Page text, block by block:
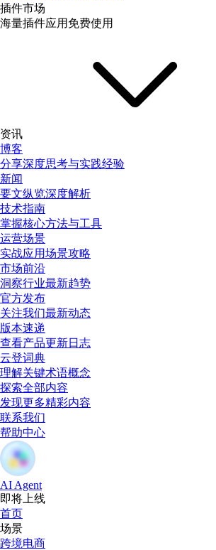
插件市场
海量插件应用免费使用
资讯
博客
分享深度思考与实践经验
新闻
要文纵览深度解析
技术指南
掌握核心方法与工具
运营场景
实战应用场景攻略
市场前沿
洞察行业最新趋势
官方发布
关注我们最新动态
版本速递
查看产品更新日志
云登词典
理解关键术语概念
探索全部内容
发现更多精彩内容
联系我们
帮助中心
AI Agent
即将上线
首页
场景
跨境电商